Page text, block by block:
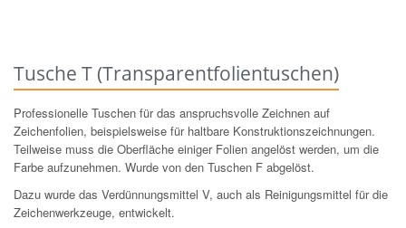
Tusche T (Transparentfolientuschen)
Professionelle Tuschen für das anspruchsvolle Zeichnen auf
Zeichenfolien, beispielsweise für haltbare Konstruktionszeichnungen.
Teilweise muss die Oberfläche einiger Folien angelöst werden, um die
Farbe aufzunehmen. Wurde von den Tuschen F abgelöst.
Dazu wurde das Verdünnungsmittel V, auch als Reinigungsmittel für die
Zeichenwerkzeuge, entwickelt.